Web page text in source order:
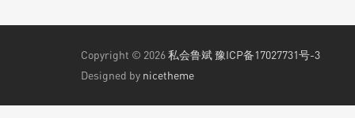
Copyright © 2026私会鲁斌豫ICP备17027731号-3
Designed by nicetheme